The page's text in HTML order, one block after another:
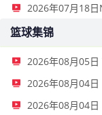
2026年07月18
篮球集锦